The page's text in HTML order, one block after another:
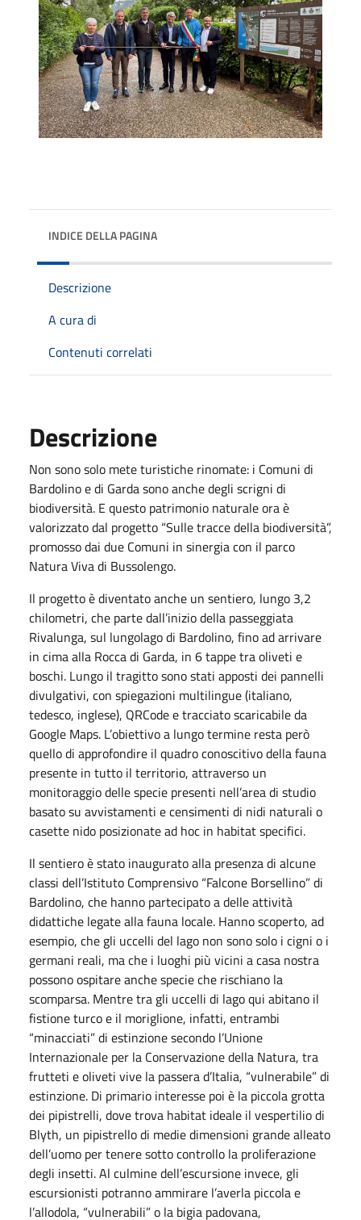
INDICE DELLA PAGINA
Descrizione
A cura di
Contenuti correlati
Descrizione
Non sono solo mete turistiche rinomate: i Comuni di
Bardolino e di Garda sono anche degli scrigni di
biodiversità. E questo patrimonio naturale ora è
valorizzato dal progetto “Sulle tracce della biodiversità”,
promosso dai due Comuni in sinergia con il parco
Natura Viva di Bussolengo.
Il progetto è diventato anche un sentiero, lungo 3,2
chilometri, che parte dall’inizio della passeggiata
Rivalunga, sul lungolago di Bardolino, fino ad arrivare
in cima alla Rocca di Garda, in 6 tappe tra oliveti e
boschi. Lungo il tragitto sono stati apposti dei pannelli
divulgativi, con spiegazioni multilingue (italiano,
tedesco, inglese), QRCode e tracciato scaricabile da
Google Maps. L’obiettivo a lungo termine resta però
quello di approfondire il quadro conoscitivo della fauna
presente in tutto il territorio, attraverso un
monitoraggio delle specie presenti nell’area di studio
basato su avvistamenti e censimenti di nidi naturali o
casette nido posizionate ad hoc in habitat specifici.
Il sentiero è stato inaugurato alla presenza di alcune
classi dell’Istituto Comprensivo “Falcone Borsellino” di
Bardolino, che hanno partecipato a delle attività
didattiche legate alla fauna locale. Hanno scoperto, ad
esempio, che gli uccelli del lago non sono solo i cigni o i
germani reali, ma che i luoghi più vicini a casa nostra
possono ospitare anche specie che rischiano la
scomparsa. Mentre tra gli uccelli di lago qui abitano il
fistione turco e il moriglione, infatti, entrambi
“minacciati” di estinzione secondo l’Unione
Internazionale per la Conservazione della Natura, tra
frutteti e oliveti vive la passera d’Italia, “vulnerabile” di
estinzione. Di primario interesse poi è la piccola grotta
dei pipistrelli, dove trova habitat ideale il vespertilio di
Blyth, un pipistrello di medie dimensioni grande alleato
dell’uomo per tenere sotto controllo la proliferazione
degli insetti. Al culmine dell’escursione invece, gli
escursionisti potranno ammirare l’averla piccola e
l’allodola, “vulnerabili” o la bigia padovana,